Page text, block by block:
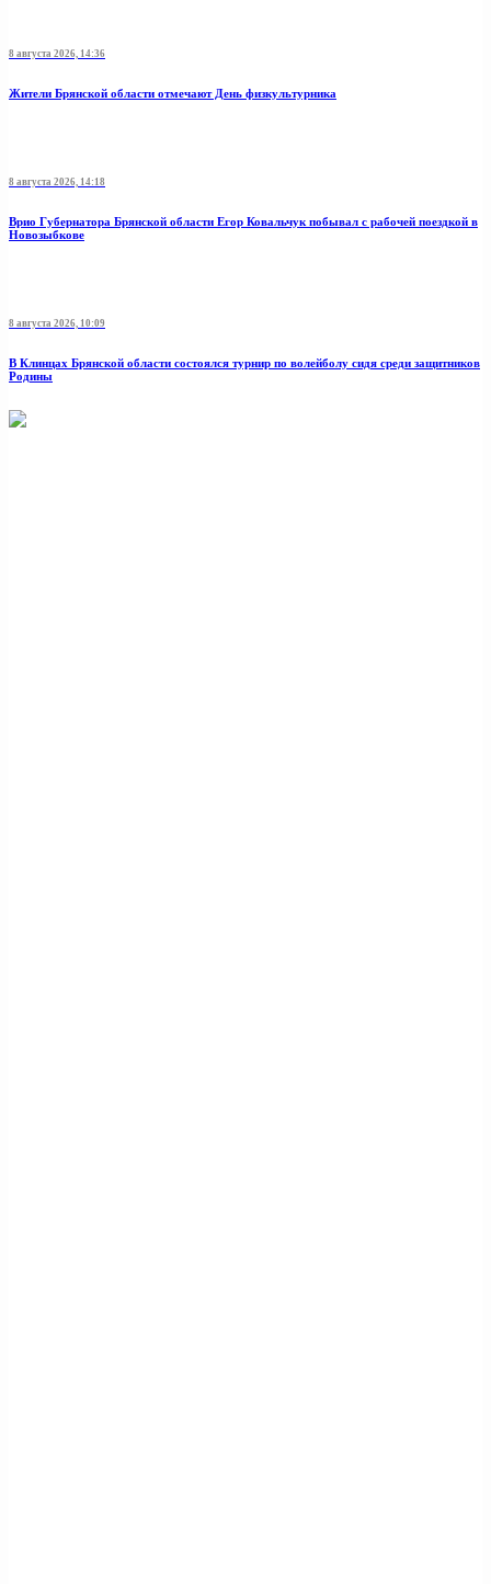
8 августа 2026, 14:36
Жители Брянской области отмечают День физкультурника
8 августа 2026, 14:18
Врио Губернатора Брянской области Егор Ковальчук побывал с рабочей поездкой в
Новозыбкове
8 августа 2026, 10:09
В Клинцах Брянской области состоялся турнир по волейболу сидя среди защитников
Родины